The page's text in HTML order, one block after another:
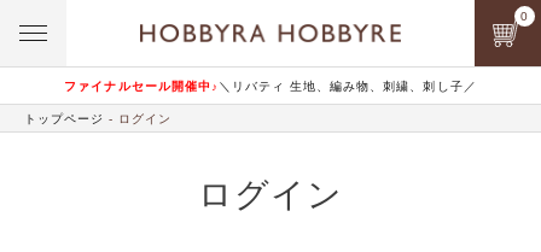
ファイナルセール開催中♪ ＼リバティ 生地、編み物、刺繍、刺し子／
0
トップページ ログイン
ログイン